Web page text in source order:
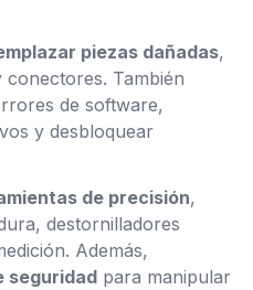
piezas dañadas,
También
de software,
y desbloquear
de precisión,
destornilladores
Además,
seguridad para manipular